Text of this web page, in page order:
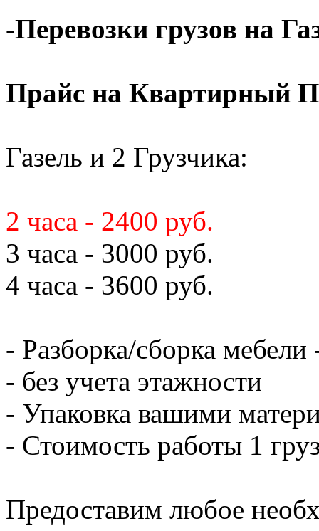
-Перевозки грузов на
Прайс на Квартирный
Газель и 2 Грузчика:
2 часа - 2400 руб.
3 часа - 3000 руб.
4 часа - 3600 руб.
- Разборка/сборка мебели
- без учета этажности
- Упаковка вашими
- Стоимость работы 1
Предоставим любое